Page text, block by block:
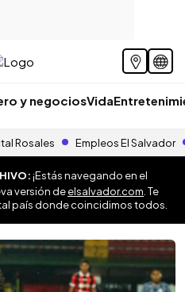
y negociosVida
Rosales Empleos El Salvador
¡Estás navegando en el
versión deelsalvador.com . Te
país donde coincidimos todos.